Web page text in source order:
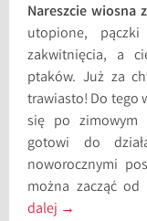
Nareszcie wiosna
utopione,
zakwitnięcia, a
ptaków. Już za
trawiasto! Do tego
się po zimowym
gotowi do
noworocznymi
można zacząć od
dalej →